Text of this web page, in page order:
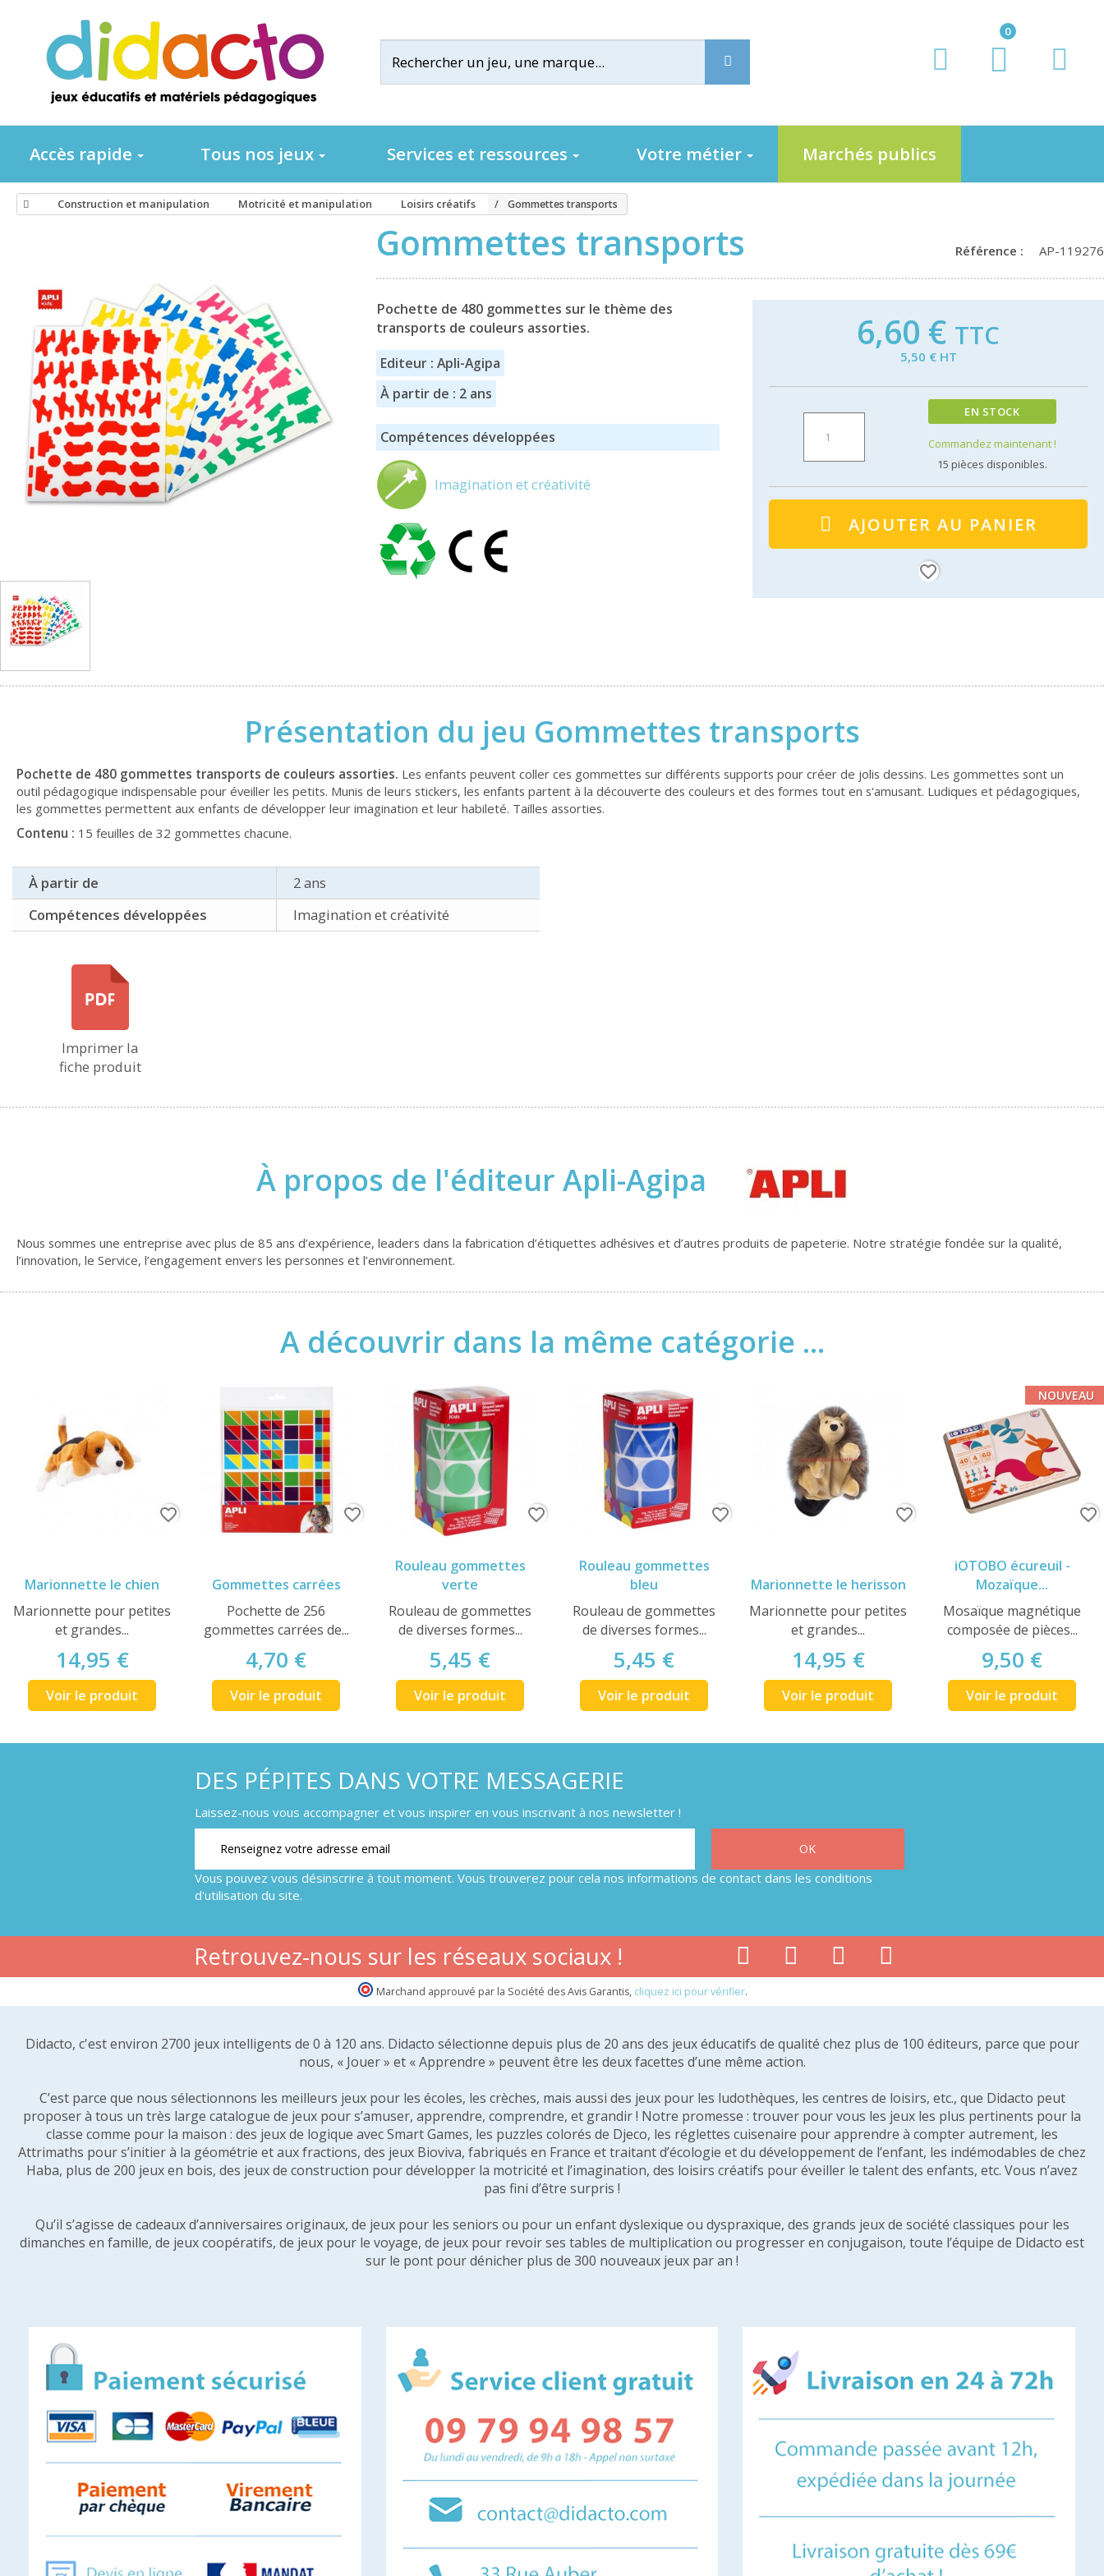
0
Accès rapide Tous nos jeux Services et ressources Votre métier Marchés publics
Construction et manipulation Motricité et manipulation Loisirs créatifs Gommettes transports
Gommettes transports Référence : AP-119276
Pochette de 480 gommettes sur le thème des
transports de couleurs assorties.
Editeur : Apli-Agipa
À partir de : 2 ans
Compétences développées
Imagination et créativité
6,60 € TTC
5,50 € HT
EN STOCK
Commandez maintenant !
15 pièces disponibles.
AJOUTER AU PANIER
favorite_border
Présentation du jeu Gommettes transports
Pochette de 480 gommettes transports de couleurs assorties. Les enfants peuvent coller ces gommettes sur différents supports pour créer de jolis dessins. Les gommettes sont un
outil pédagogique indispensable pour éveiller les petits. Munis de leurs stickers, les enfants partent à la découverte des couleurs et des formes tout en s'amusant. Ludiques et pédagogiques,
les gommettes permettent aux enfants de développer leur imagination et leur habileté. Tailles assorties.
Contenu : 15 feuilles de 32 gommettes chacune.
À partir de
2 ans
Compétences développées
Imagination et créativité
Imprimer la
fiche produit
À propos de l'éditeur Apli-Agipa
Nous sommes une entreprise avec plus de 85 ans d’expérience, leaders dans la fabrication d’étiquettes adhésives et d’autres produits de papeterie. Notre stratégie fondée sur la qualité,
l’innovation, le Service, l’engagement envers les personnes et l’environnement.
A découvrir dans la même catégorie ...
Marionnette le chien
Marionnette pour petites
et grandes...
14,95 €
Voir le produit
favorite_border
Gommettes carrées
Pochette de 256
gommettes carrées de...
4,70 €
Voir le produit
favorite_border
Rouleau gommettes
verte
Rouleau de gommettes
de diverses formes...
5,45 €
Voir le produit
favorite_border
Rouleau gommettes
bleu
Rouleau de gommettes
de diverses formes...
5,45 €
Voir le produit
favorite_border
Marionnette le herisson
Marionnette pour petites
et grandes...
14,95 €
Voir le produit
favorite_border
iOTOBO écureuil -
Mozaïque...
Mosaïque magnétique
composée de pièces...
9,50 €
Voir le produit
NOUVEAU
favorite_border
DES PÉPITES DANS VOTRE MESSAGERIE
Laissez-nous vous accompagner et vous inspirer en vous inscrivant à nos newsletter !
Vous pouvez vous désinscrire à tout moment. Vous trouverez pour cela nos informations de contact dans les conditions
d'utilisation du site.
Retrouvez-nous sur les réseaux sociaux !
Marchand approuvé par la Société des Avis Garantis, cliquez ici pour vérifier.
Didacto, c'est environ 2700 jeux intelligents de 0 à 120 ans. Didacto sélectionne depuis plus de 20 ans des jeux éducatifs de qualité chez plus de 100 éditeurs, parce que pour
nous, « Jouer » et « Apprendre » peuvent être les deux facettes d’une même action.
C’est parce que nous sélectionnons les meilleurs jeux pour les écoles, les crèches, mais aussi des jeux pour les ludothèques, les centres de loisirs, etc., que Didacto peut
proposer à tous un très large catalogue de jeux pour s’amuser, apprendre, comprendre, et grandir ! Notre promesse : trouver pour vous les jeux les plus pertinents pour la
classe comme pour la maison : des jeux de logique avec Smart Games, les puzzles colorés de Djeco, les réglettes cuisenaire pour apprendre à compter autrement, les
Attrimaths pour s’initier à la géométrie et aux fractions, des jeux Bioviva, fabriqués en France et traitant d’écologie et du développement de l’enfant, les indémodables de chez
Haba, plus de 200 jeux en bois, des jeux de construction pour développer la motricité et l’imagination, des loisirs créatifs pour éveiller le talent des enfants, etc. Vous n’avez
pas fini d’être surpris !
Qu’il s’agisse de cadeaux d’anniversaires originaux, de jeux pour les seniors ou pour un enfant dyslexique ou dyspraxique, des grands jeux de société classiques pour les
dimanches en famille, de jeux coopératifs, de jeux pour le voyage, de jeux pour revoir ses tables de multiplication ou progresser en conjugaison, toute l’équipe de Didacto est
sur le pont pour dénicher plus de 300 nouveaux jeux par an !